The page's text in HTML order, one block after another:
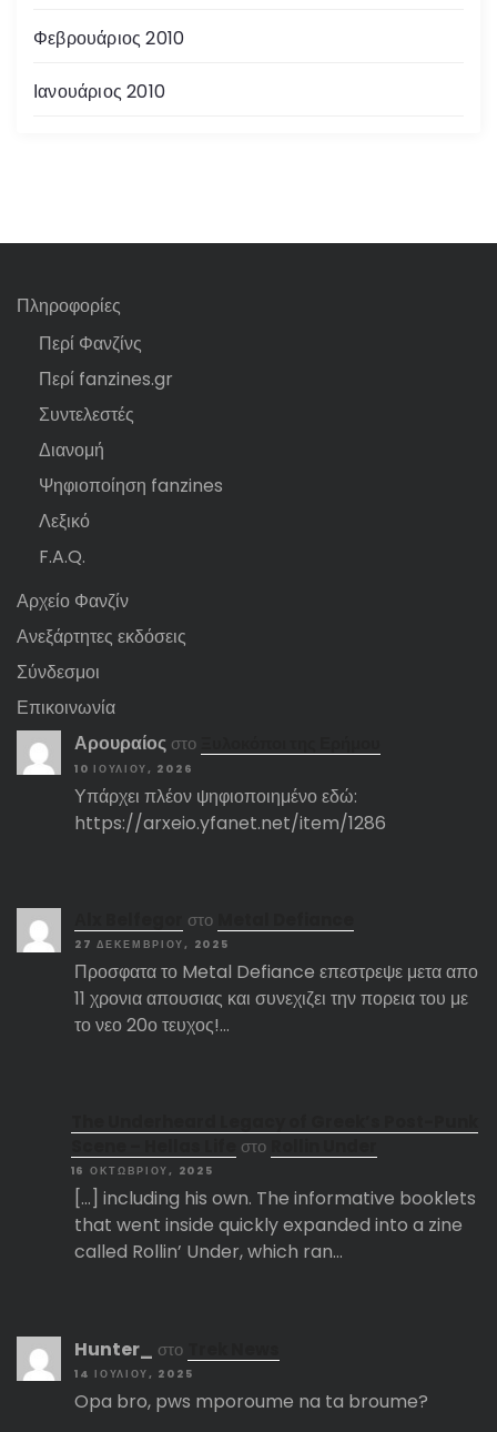
Φεβρουάριος 2010
Ιανουάριος 2010
Πληροφορίες
Περί Φανζίνς
Περί fanzines.gr
Συντελεστές
Διανομή
Ψηφιοποίηση fanzines
Λεξικό
F.A.Q.
Αρχείο Φανζίν
Ανεξάρτητες εκδόσεις
Σύνδεσμοι
Επικοινωνία
Αρουραίος στο
10 ΙΟΥΛΊΟΥ, 2026
Υπάρχει πλέον ψηφιοποιημένο εδώ:
https://arxeio.yfanet.net/item/1286
στο
27 ΔΕΚΕΜΒΡΊΟΥ, 2025
Προσφατα το Metal Defiance επεστρεψε μετα απο
11 χρονια απουσιας και συνεχιζει την πορεια του με
το νεο 20ο τευχος!…
στο
16 ΟΚΤΩΒΡΊΟΥ, 2025
[…] including his own. The informative booklets
that went inside quickly expanded into a zine
called Rollin’ Under, which ran…
Hunter_ στο
14 ΙΟΥΛΊΟΥ, 2025
Opa bro, pws mporoume na ta broume?